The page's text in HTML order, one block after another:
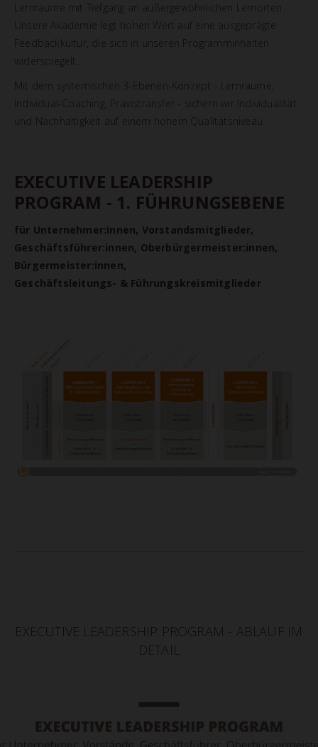
Lernräume mit Tiefgang an außergewöhnlichen Lernorten.
Unsere Akademie legt hohen Wert auf eine ausgeprägte
Feedbackkultur, die sich in unseren Programminhalten
widerspiegelt.
Mit dem systemischen 3-Ebenen-Konzept - Lernräume,
Individual-Coaching, Praxistransfer - sichern wir Individualität
und Nachhaltigkeit auf einem hohem Qualitätsniveau.
EXECUTIVE LEADERSHIP
PROGRAM - 1. FÜHRUNGSEBENE
für Unternehmer:innen, Vorstandsmitglieder,
Geschäftsführer:innen, Oberbürgermeister:innen,
Bürgermeister:innen,
Geschäftsleitungs- & Führungskreismitglieder
EXECUTIVE LEADERSHIP PROGRAM - ABLAUF IM
DETAIL